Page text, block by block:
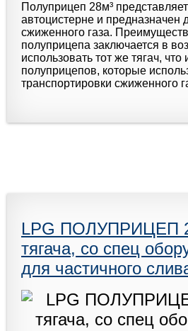
Полуприцеп 28м³
автоцистерне и предназначен
сжиженного газа.
полуприцепа заключается в
использовать тот же тягач,
полуприцепов, которые
транспортировки сжиженного
LPG ПОЛУПРИЦЕП
тягача, со спец
для частичного